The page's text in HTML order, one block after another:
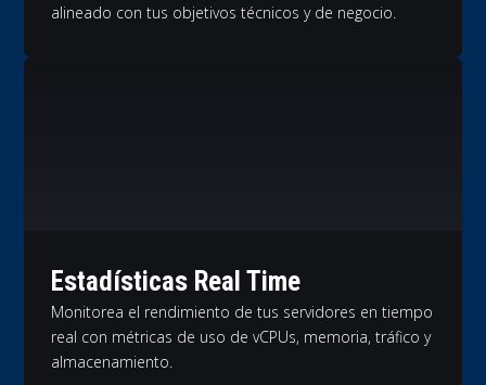
alineado con tus objetivos técnicos y de negocio.
Estadísticas Real Time
Monitorea el rendimiento de tus servidores en tiempo
real con métricas de uso de vCPUs, memoria, tráfico y
almacenamiento.